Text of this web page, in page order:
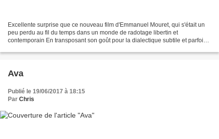
Excellente surprise que ce nouveau film d'Emmanuel Mouret, qui s'était un
peu perdu au fil du temps dans un monde de radotage libertin et
contemporain En transposant son goût pour la dialectique subtile et parfois
Ava
Publié le 19/06/2017 à 18:15
Par Chris